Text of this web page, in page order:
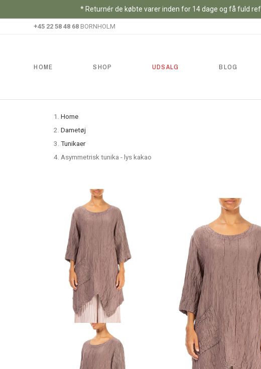
* Returnér de købte varer inden for 14 dage og få fuld
+45 22 58 48 68 BORNHOLM
HOME SHOP UDSALG BLOG
Home
Dametøj
Tunikaer
Asymmetrisk tunika - lys kakao